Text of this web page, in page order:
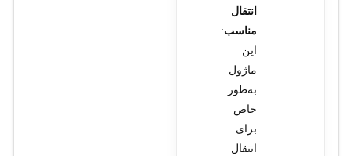
انتقال
مناسب:
این
ماژول
به‌طور
خاص
برای
انتقال